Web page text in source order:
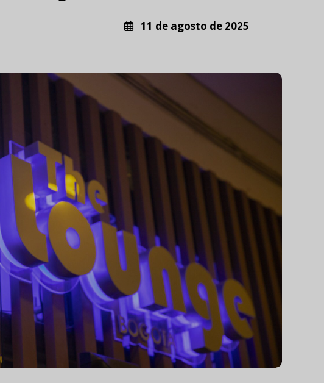
11 de agosto de 2025